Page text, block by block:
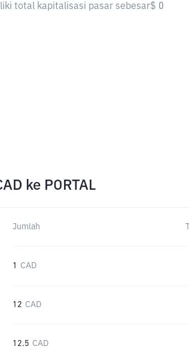
total kapitalisasi pasar sebesar$ 0
ke PORTAL
Jumlah
1 CAD
12 CAD
12.5 CAD